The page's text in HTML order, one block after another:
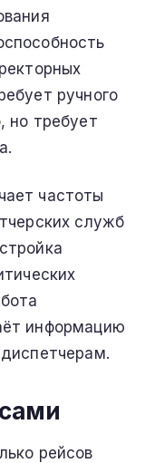
ручного
но требует
частоты
служб
информацию
рейсов